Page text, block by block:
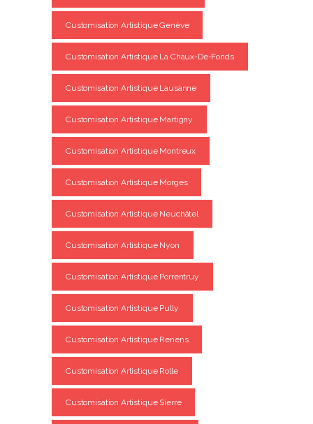
Customisation Artistique Genève
Customisation Artistique La Chaux-De-Fonds
Customisation Artistique Lausanne
Customisation Artistique Martigny
Customisation Artistique Montreux
Customisation Artistique Morges
Customisation Artistique Neuchâtel
Customisation Artistique Nyon
Customisation Artistique Porrentruy
Customisation Artistique Pully
Customisation Artistique Renens
Customisation Artistique Rolle
Customisation Artistique Sierre